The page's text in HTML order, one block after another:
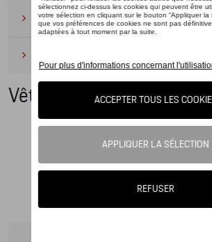
Camping(2)
Vêtements
Nombre